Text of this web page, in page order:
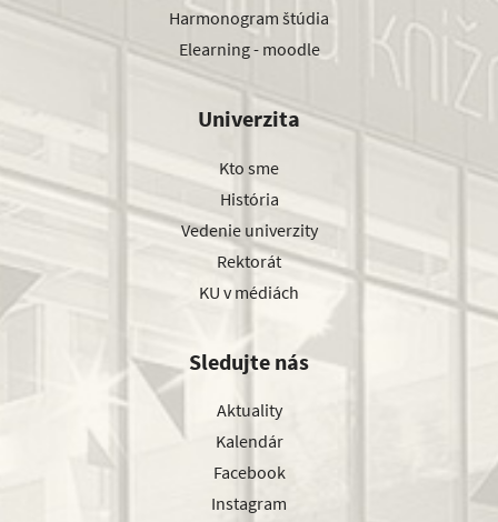
Harmonogram štúdia
Elearning - moodle
Univerzita
Kto sme
História
Vedenie univerzity
Rektorát
KU v médiách
Sledujte nás
Aktuality
Kalendár
Facebook
Instagram